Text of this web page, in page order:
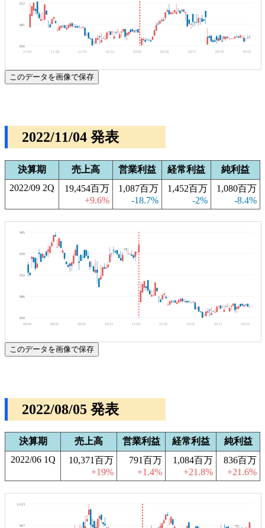
850
881
912
11/04 11/28 12/19 01/12 02/02 02/24 03/17 04/10 05/01
このデータを画像で保存
2022/11/04 発表
決算期 売上高 営業利益 経常利益
純利益
2022/09 2Q
19,454百万
+9.6%
1,087百万
-18.7%
1,452百万
-2%
1,080百万
-8.4%
850
886
922
959
995
08/04 08/26 09/16 10/12 11/02 11/25 12/16 01/11 02/01
このデータを画像で保存
2022/08/05 発表
決算期 売上高 営業利益 経常利益
純利益
2022/06 1Q
10,371百万
+19%
791百万
+1.4%
1,084百万
+21.8%
836百万
+21.6%
967
1,013